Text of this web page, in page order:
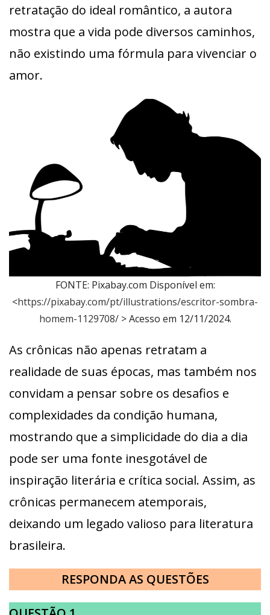
retratação do ideal romântico, a autora
mostra que a vida pode diversos caminhos,
não existindo uma fórmula para vivenciar o
amor.
FONTE: Pixabay.com Disponível em:
<https://pixabay.com/pt/illustrations/escritor-sombra-
homem-1129708/ > Acesso em 12/11/2024.
As crônicas não apenas retratam a
realidade de suas épocas, mas também nos
convidam a pensar sobre os desafios e
complexidades da condição humana,
mostrando que a simplicidade do dia a dia
pode ser uma fonte inesgotável de
inspiração literária e crítica social. Assim, as
crônicas permanecem atemporais,
deixando um legado valioso para literatura
brasileira.
RESPONDA AS QUESTÕES